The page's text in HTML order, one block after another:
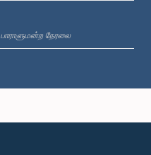
பாராளுமன்ற நேரலை